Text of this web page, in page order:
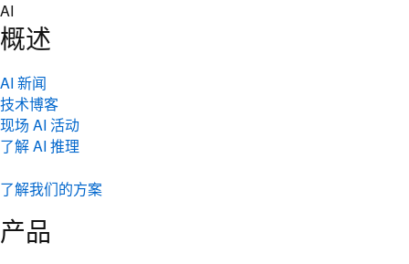
Skip
to
content
AI
概述
AI 新闻
技术博客
现场 AI 活动
了解 AI 推理
了解我们的方案
产品